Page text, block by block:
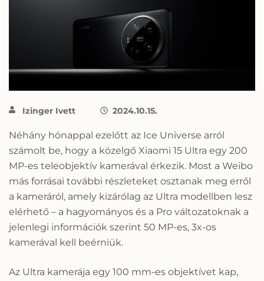
Izinger Ivett 2024.10.15.
Néhány hónappal ezelőtt az Ice Universe arról
számolt be, hogy a közelgő Xiaomi 15 Ultra egy 200
MP-es teleobjektív kamerával érkezik. Most a Weibo
más forrásai további részleteket osztanak meg erről
a kameráról, amely kizárólag az Ultra modellben lesz
elérhető – a hagyományos és a Pro változatoknak a
jelenlegi információk szerint 50 MP-es, 3x-os
kamerával kell beérniük.
Az Ultra kamerája egy 100 mm-es objektívet kap,